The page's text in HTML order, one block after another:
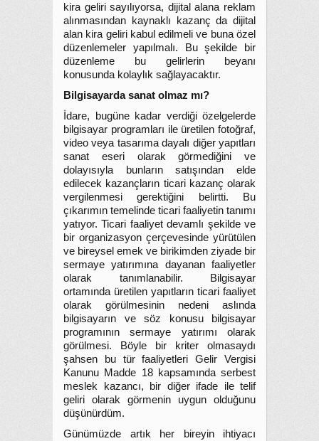
kira geliri sayılıyorsa, dijital alana reklam
alınmasından kaynaklı kazanç da dijital
alan kira geliri kabul edilmeli ve buna özel
düzenlemeler yapılmalı. Bu şekilde bir
düzenleme bu gelirlerin beyanı
konusunda kolaylık sağlayacaktır.
Bilgisayarda sanat olmaz mı?
İdare, bugüne kadar verdiği özelgelerde
bilgisayar programları ile üretilen fotoğraf,
video veya tasarıma dayalı diğer yapıtları
sanat eseri olarak görmediğini ve
dolayısıyla bunların satışından elde
edilecek kazançların ticari kazanç olarak
vergilenmesi gerektiğini belirtti. Bu
çıkarımın temelinde ticari faaliyetin tanımı
yatıyor. Ticari faaliyet devamlı şekilde ve
bir organizasyon çerçevesinde yürütülen
ve bireysel emek ve birikimden ziyade bir
sermaye yatırımına dayanan faaliyetler
olarak tanımlanabilir. Bilgisayar
ortamında üretilen yapıtların ticari faaliyet
olarak görülmesinin nedeni aslında
bilgisayarın ve söz konusu bilgisayar
programının sermaye yatırımı olarak
görülmesi. Böyle bir kriter olmasaydı
şahsen bu tür faaliyetleri Gelir Vergisi
Kanunu Madde 18 kapsamında serbest
meslek kazancı, bir diğer ifade ile telif
geliri olarak görmenin uygun olduğunu
düşünürdüm.
Günümüzde artık her bireyin ihtiyacı